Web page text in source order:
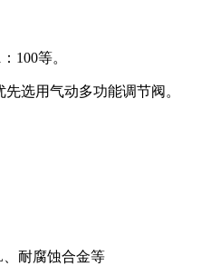
100等。
选用气动多功能调节阀。
、耐腐蚀合金等